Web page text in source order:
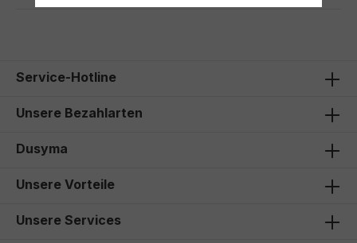
Service-Hotline
Unsere Bezahlarten
Dusyma
Unsere Vorteile
Unsere Services